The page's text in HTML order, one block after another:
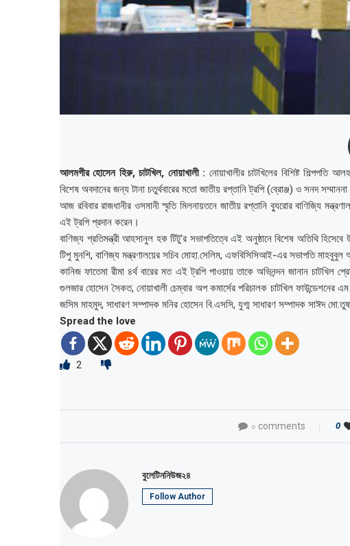
আলমগীর হোসেন হিরু, চাটখিল, নোয়াখালী : নোয়াখালীর চাটখিলের বিশিষ্ট শিল্পপতি
বিশেষ অবদানের জন্য টানা চতুর্থবারের মতো জাতীয় রপ্তানি ট্রপি (ব্রোঞ্জ) ও সনদ
আজ রবিবার রাজধানীর ওসমানী স্মৃতি মিলনায়তনে জাতীয় রপ্তানি ব্যুরোর বাণিজ্যি
এই ট্রপি প্রদান করেন।
বাণিজ্য প্রতিমন্ত্রী আহসানুল হক টিটু’র সভাপতিত্বে এই অনুষ্ঠানে বিশেষ অতিথি
টিপু মুনশি, বাণিজ্য মন্ত্রণালয়ের সচিব মোহা.সেলিম, এফবিসিসিআই-এর সভাপতি
কানিজ ফাতেমা রীমা ৪র্থ বারের মত এই ট্রপি পাওয়ায় তাকে অভিনন্দন জানান চাটখিল
গুলজার হোসেন সৈকত, নোয়াখালী চেম্বার অপ কমার্সের পরিচালক চাটখিল ফাউন্ডেশনের এম
জসিম মাহমুদ, সাধারণ সম্পাদক মনির হোসেন বি.এসসি, যুগ্ম সাধারণ সম্পাদক সাঈদ
Spread the love
2
০ comments 0
বুলেটিননিউজ২৪
Follow Author